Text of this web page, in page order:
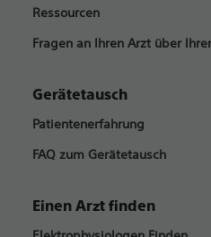
Ressourcen
Fragen an Ihren Arzt über
Gerätetausch
Patientenerfahrung
FAQ zum Gerätetausch
Einen Arzt finden